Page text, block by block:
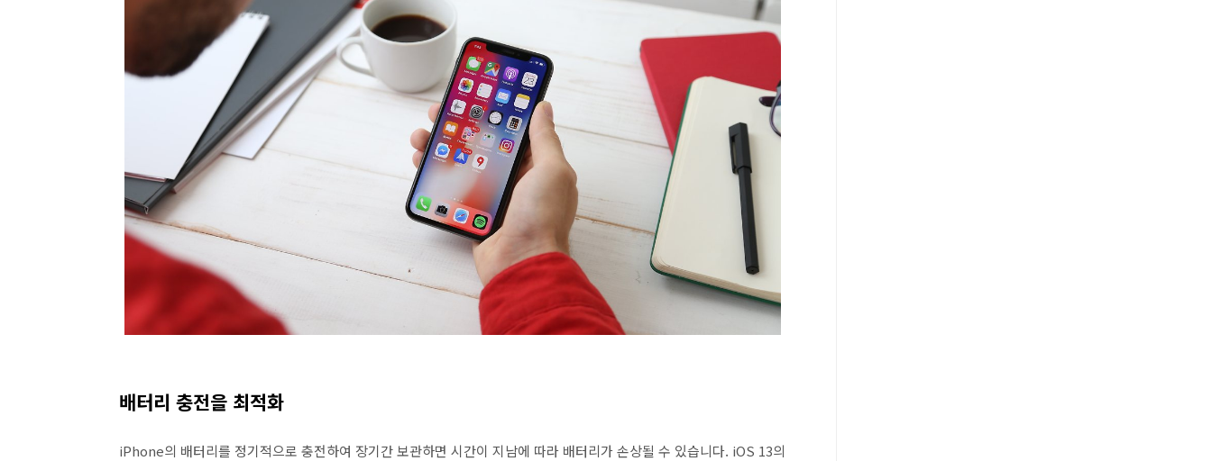
배터리 충전을 최적화
iPhone의 배터리를 정기적으로 충전하여 장기간 보관하면 시간이 지남에 따라 배터리가 손상될 수 있습니다. iOS 13의